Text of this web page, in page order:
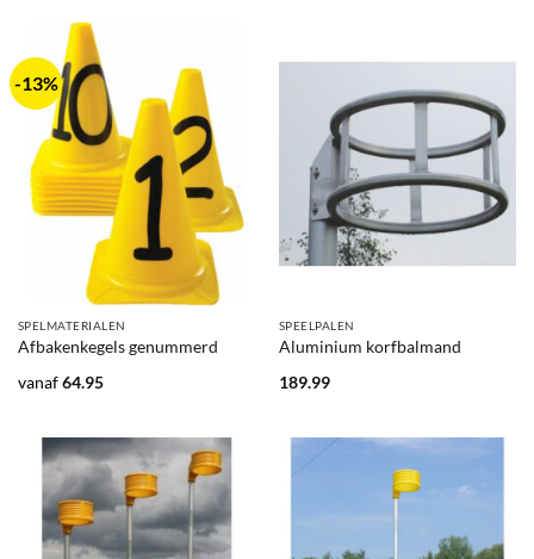
-13%
SPELMATERIALEN
Afbakenkegels genummerd
vanaf64.95
SPEELPALEN
Aluminium korfbalmand
189.99